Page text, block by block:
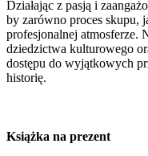
Działając z pasją i
by zarówno proces skupu,
profesjonalnej atmosferze.
dziedzictwa kulturowego
dostępu do wyjątkowych
historię.
Książka na prezent